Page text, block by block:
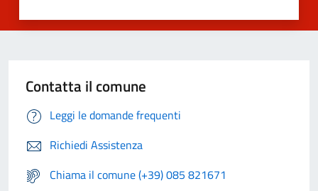
Contatta il comune
Leggi le domande frequenti
Richiedi Assistenza
Chiama il comune (+39) 085 821671